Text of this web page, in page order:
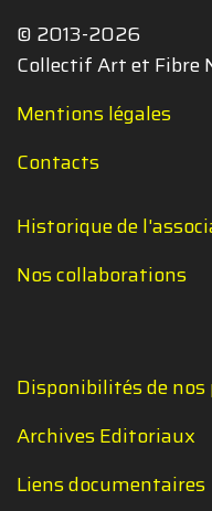
© 2013-2026
Collectif Art et Fibre
Mentions légales
Contacts
Historique de
Nos collaborations
Disponibilités de
Archives Editoriaux
Liens documentaires